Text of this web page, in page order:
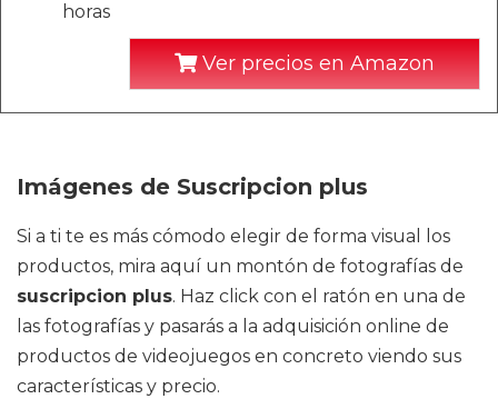
horas
Ver precios en Amazon
Imágenes de Suscripcion plus
Si a ti te es más cómodo elegir de forma visual los
productos, mira aquí un montón de fotografías de
suscripcion plus. Haz click con el ratón en una de
las fotografías y pasarás a la adquisición online de
productos de videojuegos en concreto viendo sus
características y precio.